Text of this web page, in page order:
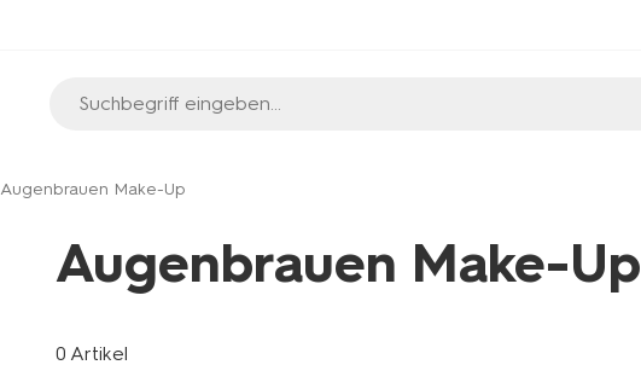
Suchbegriff eingeben...
Augenbrauen Make-Up
Augenbrauen Make-Up
0 Artikel